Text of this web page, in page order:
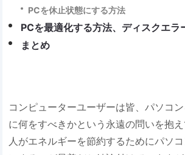
PCを休止状態にする方法
PCを最適化する方法、ディスクエラ
まとめ
コンピューターユーザーは皆、パソコ
に何をすべきかという永遠の問いを抱
人がエネルギーを節約するためにパソ